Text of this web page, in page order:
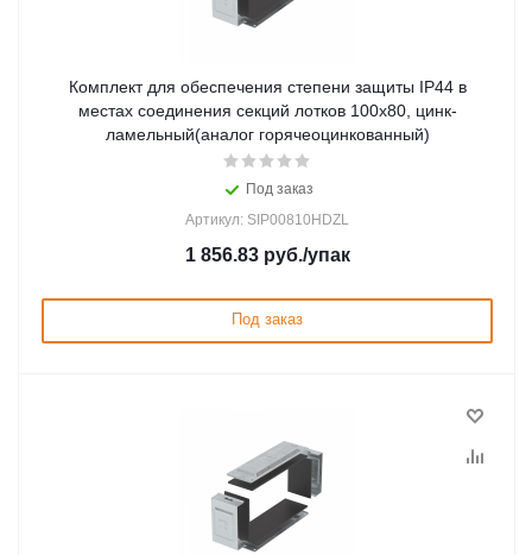
Комплект для обеспечения степени защиты IP44 в
местах соединения секций лотков 100х80, цинк-
ламельный(аналог горячеоцинкованный)
Под заказ
Артикул: SIP00810HDZL
1 856.83руб./упак
Под заказ